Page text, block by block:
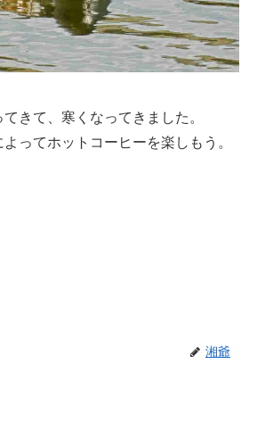
きて、寒くなってきました。
ってホットコーヒーを楽しもう。
湘爺